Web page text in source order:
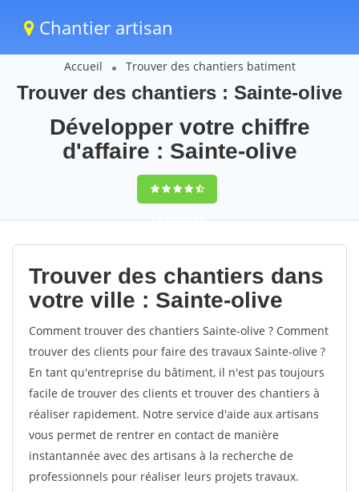
Chantier artisan
Accueil Trouver des chantiers batiment
Trouver des chantiers : Sainte-olive
Développer votre chiffre
d'affaire : Sainte-olive
9,5(100%)62
votes
Trouver des chantiers dans
votre ville : Sainte-olive
Comment trouver des chantiers Sainte-olive ? Comment
trouver des clients pour faire des travaux Sainte-olive ?
En tant qu'entreprise du bâtiment, il n'est pas toujours
facile de trouver des clients et trouver des chantiers à
réaliser rapidement. Notre service d'aide aux artisans
vous permet de rentrer en contact de manière
instantannée avec des artisans à la recherche de
professionnels pour réaliser leurs projets travaux.